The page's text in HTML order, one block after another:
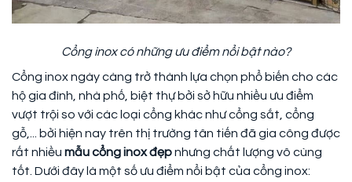
Cổng inox có những ưu điểm nổi bật nào?
Cổng inox ngày càng trở thành lựa chọn phổ biến cho các
hộ gia đình, nhà phố, biệt thự bởi sở hữu nhiều ưu điểm
vượt trội so với các loại cổng khác như cổng sắt, cổng
gỗ,... bởi hiện nay trên thị trường tân tiến đã gia công được
rất nhiều mẫu cổng inox đẹpnhưng chất lượng vô cùng
tốt. Dưới đây là một số ưu điểm nổi bật của cổng inox: